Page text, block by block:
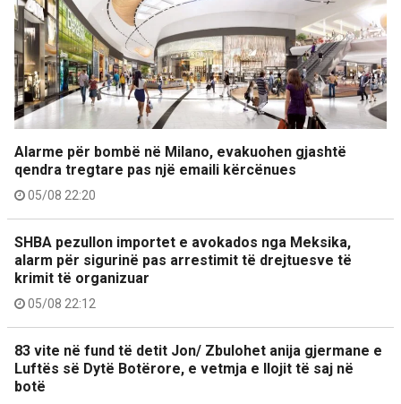
Alarme për bombë në Milano, evakuohen gjashtë
qendra tregtare pas një emaili kërcënues
05/08 22:20
SHBA pezullon importet e avokados nga Meksika,
alarm për sigurinë pas arrestimit të drejtuesve të
krimit të organizuar
05/08 22:12
83 vite në fund të detit Jon/ Zbulohet anija gjermane e
Luftës së Dytë Botërore, e vetmja e llojit të saj në
botë